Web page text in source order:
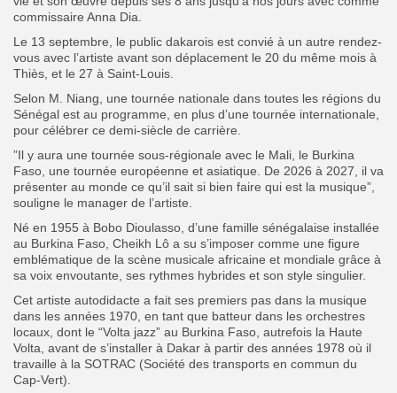
commissaire Anna Dia.
Le 13 septembre, le public dakarois est convié à un autre rendez-
vous avec l’artiste avant son déplacement le 20 du même mois à
Thiès, et le 27 à Saint-Louis.
Selon M. Niang, une tournée nationale dans toutes les régions du
Sénégal est au programme, en plus d’une tournée internationale,
pour célébrer ce demi-siècle de carrière.
”Il y aura une tournée sous-régionale avec le Mali, le Burkina
Faso, une tournée européenne et asiatique. De 2026 à 2027, il va
présenter au monde ce qu’il sait si bien faire qui est la musique”,
souligne le manager de l’artiste.
Né en 1955 à Bobo Dioulasso, d’une famille sénégalaise installée
au Burkina Faso, Cheikh Lô a su s’imposer comme une figure
emblématique de la scène musicale africaine et mondiale grâce à
sa voix envoutante, ses rythmes hybrides et son style singulier.
Cet artiste autodidacte a fait ses premiers pas dans la musique
dans les années 1970, en tant que batteur dans les orchestres
locaux, dont le “Volta jazz” au Burkina Faso, autrefois la Haute
Volta, avant de s’installer à Dakar à partir des années 1978 où il
travaille à la SOTRAC (Société des transports en commun du
Cap-Vert).